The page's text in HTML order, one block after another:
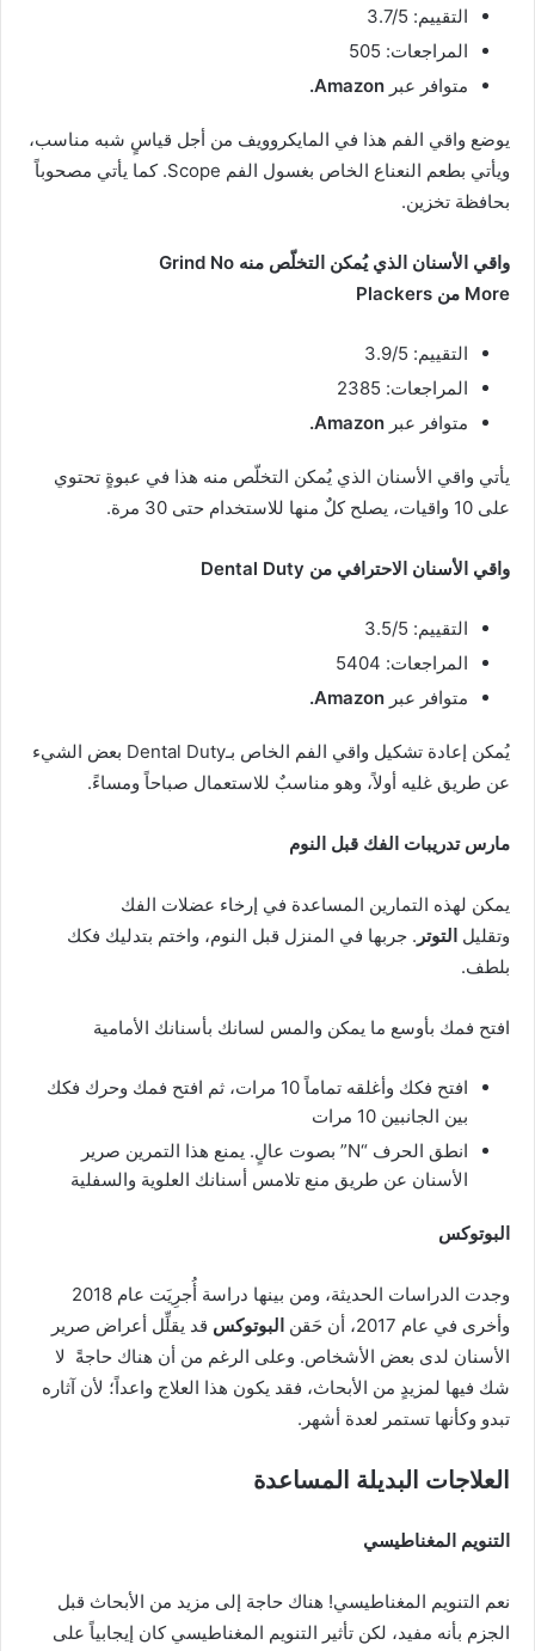
التقييم: 3.7/5
المراجعات: 505
متوافر عبر Amazon.
يوضع واقي الفم هذا في المايكروويف من أجل قياسٍ شبه مناسب،
ويأتي بطعم النعناع الخاص بغسول الفم Scope. كما يأتي مصحوباً
بحافظة تخزين.
واقي الأسنان الذي يُمكن التخلّص منه Grind No
More من
التقييم: 3.9/5
المراجعات: 2385
متوافر عبر Amazon.
يأتي واقي الأسنان الذي يُمكن التخلّص منه هذا في عبوةٍ تحتوي
على 10 واقيات، يصلح كلٌ منها للاستخدام حتى 30 مرة.
واقي الأسنان الاحترافي من
التقييم: 3.5/5
المراجعات: 5404
متوافر عبر Amazon.
يُمكن إعادة تشكيل واقي الفم الخاص بـDental Duty بعض الشيء
عن طريق غليه أولاً، وهو مناسبٌ للاستعمال صباحاً ومساءً.
مارس تدريبات الفك قبل النوم
يمكن لهذه التمارين المساعدة في إرخاء عضلات الفك
وتقليل التوتر . جربها في المنزل قبل النوم، واختم بتدليك فكك
بلطف.
افتح فمك بأوسع ما يمكن والمس لسانك بأسنانك الأمامية
افتح فكك وأغلقه تماماً 10 مرات، ثم افتح فمك وحرك فكك
بين الجانبين 10 مرات
انطق الحرف “N” بصوت عالٍ. يمنع هذا التمرين صرير
الأسنان عن طريق منع تلامس أسنانك العلوية والسفلية
البوتوكس
وجدت الدراسات الحديثة، ومن بينها دراسة أُجرِيَت عام 2018
وأخرى في عام 2017، أن حَقن
البوتوكس قد يقلِّل أعراض صرير
الأسنان لدى بعض الأشخاص. وعلى الرغم من أن هناك حاجةً لا
شك فيها لمزيدٍ من الأبحاث، فقد يكون هذا العلاج واعداً؛ لأن آثاره
تبدو وكأنها تستمر لعدة أشهر.
العلاجات البديلة المساعدة
التنويم المغناطيسي
نعم التنويم المغناطيسي! هناك حاجة إلى مزيد من الأبحاث قبل
الجزم بأنه مفيد، لكن تأثير التنويم المغناطيسي كان إيجابياً على